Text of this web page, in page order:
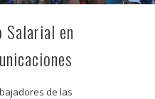
Salarial en
de las